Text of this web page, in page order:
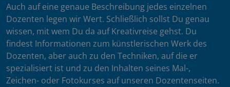
Auch auf eine genaue Beschreibung jedes einzelnen
Dozenten legen wir Wert. Schließlich sollst Du genau
wissen, mit wem Du da auf Kreativreise gehst. Du
findest Informationen zum künstlerischen Werk des
Dozenten, aber auch zu den Techniken, auf die er
spezialisiert ist und zu den Inhalten seines Mal-,
Zeichen- oder Fotokurses auf unseren Dozentenseiten.